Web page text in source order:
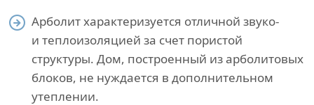
Арболит характеризуется отличной звуко-
и теплоизоляцией за счет пористой
структуры. Дом, построенный из арболитовых
блоков, не нуждается в дополнительном
утеплении.